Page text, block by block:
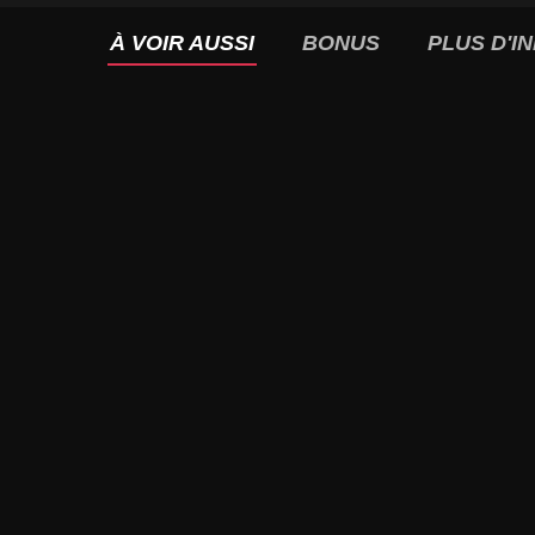
À VOIR AUSSI BONUS PLUS